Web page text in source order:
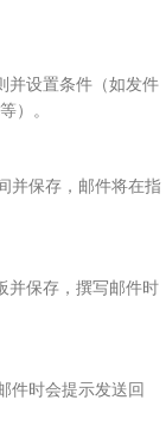
并设置条件（如发件
）。
并保存，邮件将在指
并保存，撰写邮件时
件时会提示发送回